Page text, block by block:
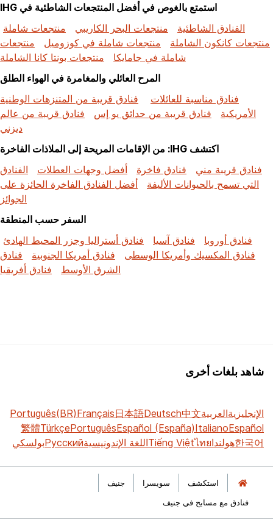
استمتع بالغوص في أفضل المنتجعات الشاطئية في IHG
الفنادق الشاطئية
منتجعات البحر الكاريبي
منتجعات شاملة
منتجعات كانكون الشاملة
منتجعات شاملة في كوزوميل
منتجعات
شاملة في جامايكا
منتجعات بونتا كانا الشاملة
المرح العائلي والمغامرة في الهواء الطلق
فنادق مناسبة للعائلات
فنادق قريبة من المتنزهات الوطنية
الأمريكية
فنادق قريبة من حدائق يو إس
فنادق قريبة من عالم
ديزني
اكتشف IHG: من الإقامات المريحة إلى الملاذات الفاخرة
فنادق قريبة مني
فنادق فاخرة أفضل وجهات العطلات
الفنادق
التي تسمح بالحيوانات الأليفة
أفضل الفنادق الفاخرة الحائزة على
الجوائز
السفر حسب المنطقة
فنادق أوروبا
فنادق آسيا
فنادق أستراليا وجزر المحيط الهادئ
فنادق المكسيك وأمريكا الوسطى
فنادق أمريكا الجنوبية
فنادق
الشرق الأوسط
فنادق أفريقيا
شاهد بلغات أخرى
الإنجليزيةالعربية中文
Deutsch
日本語
Français
Português(BR)
Español
Italiano
Español (España)
Português
Türkçe
繁體
한국어هولنداไทย
Tiếng Việtاللغة الإندونيسيةРусскийبولسكي
استكشف سويسرا
‫‫جنيف‬‬
فنادق مع مسابح في جنيف